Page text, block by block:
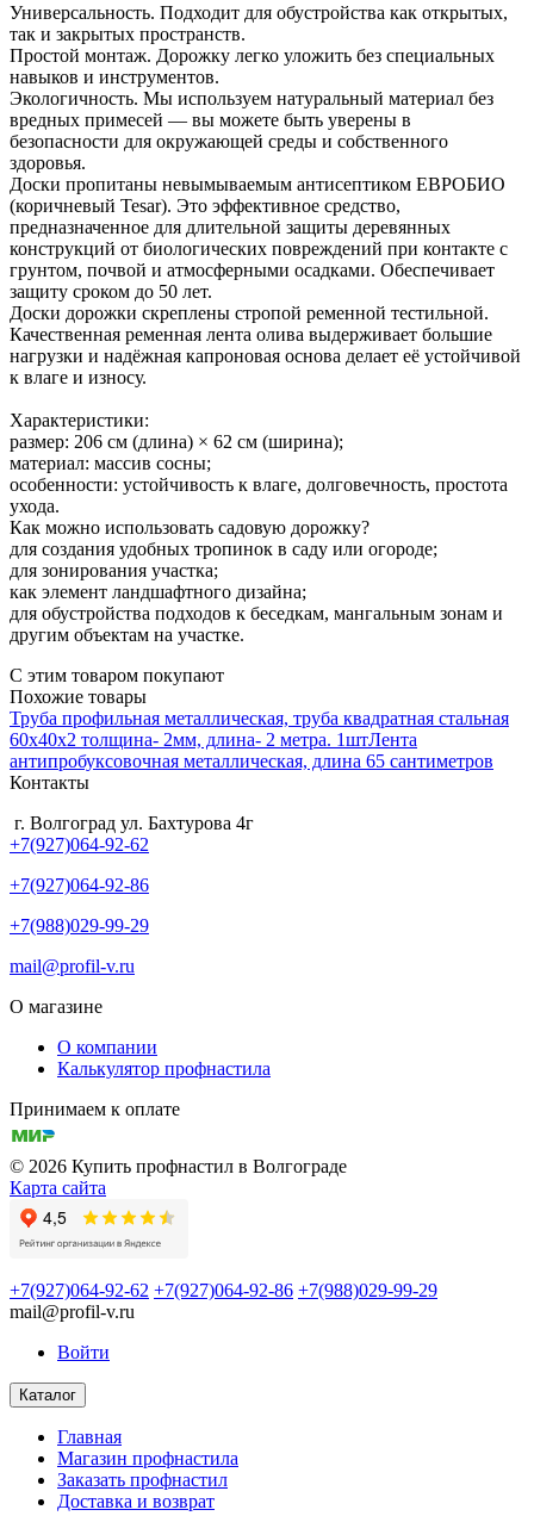
Универсальность. Подходит для обустройства как открытых,
так и закрытых пространств.
Простой монтаж. Дорожку легко уложить без специальных
навыков и инструментов.
Экологичность. Мы используем натуральный материал без
вредных примесей — вы можете быть уверены в
безопасности для окружающей среды и собственного
здоровья.
Доски пропитаны невымываемым антисептиком ЕВРОБИО
(коричневый Tesar). Это эффективное средство,
предназначенное для длительной защиты деревянных
конструкций от биологических повреждений при контакте с
грунтом, почвой и атмосферными осадками. Обеспечивает
защиту сроком до 50 лет.
Доски дорожки скреплены стропой ременной тестильной.
Качественная ременная лента олива выдерживает большие
нагрузки и надёжная капроновая основа делает её устойчивой
к влаге и износу.
Характеристики:
размер: 206 см (длина) × 62 см (ширина);
материал: массив сосны;
особенности: устойчивость к влаге, долговечность, простота
ухода.
Как можно использовать садовую дорожку?
для создания удобных тропинок в саду или огороде;
для зонирования участка;
как элемент ландшафтного дизайна;
для обустройства подходов к беседкам, мангальным зонам и
другим объектам на участке.
C этим товаром покупают
Похожие товары
Труба профильная металлическая, труба квадратная стальная
60х40х2 толщина- 2мм, длина- 2 метра. 1штЛента
антипробуксовочная металлическая, длина 65 сантиметров
Контакты
г. Волгоград ул. Бахтурова 4г
+7(927)064-92-62
+7(927)064-92-86
+7(988)029-99-29
mail@profil-v.ru
О магазине
О компании
Калькулятор профнастила
Принимаем к оплате
© 2026 Купить профнастил в Волгограде
Карта сайта
+7(927)064-92-62 +7(927)064-92-86 +7(988)029-99-29
mail@profil-v.ru
Войти
Каталог
Главная
Магазин профнастила
Заказать профнастил
Доставка и возврат